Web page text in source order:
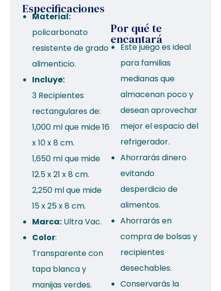
Especificaciones
Material:
policarbonato
resistente de grado
alimenticio.
Incluye:
3 Recipientes
rectangulares de:
1,000 ml que mide 16
x 10 x 8 cm.
1,650 ml que mide
12.5 x 21 x 8 cm.
2,250 ml que mide
15 x 25 x 8 cm.
Marca: Ultra Vac.
Color:
Transparente con
tapa blanca y
manijas verdes.
Por qué te
encantará
Este juego es ideal
para familias
medianas que
almacenan poco y
desean aprovechar
mejor el espacio del
refrigerador.
Ahorrarás dinero
evitando
desperdicio de
alimentos.
Ahorrarás en
compra de bolsas y
recipientes
desechables.
Conservarás la